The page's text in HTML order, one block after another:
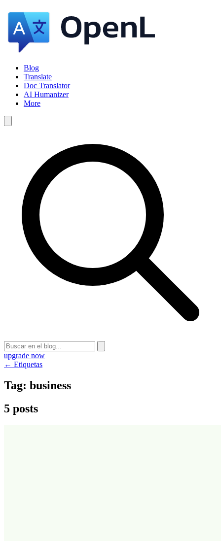
Blog
Translate
Doc Translator
AI Humanizer
More
upgrade now
← Etiquetas
Tag: business
5 posts